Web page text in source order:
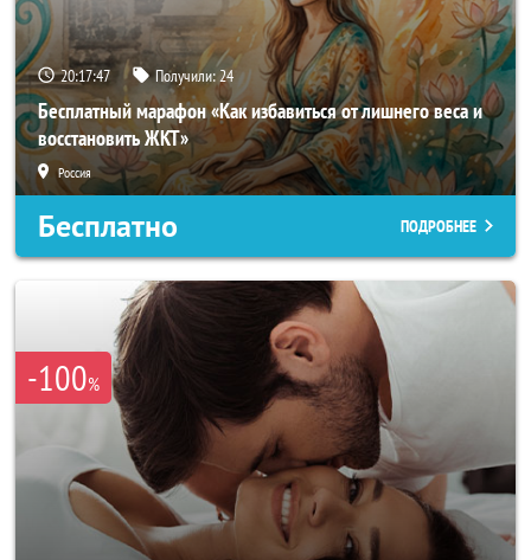
20:17:45 Получили:24
Бесплатный марафон «Как избавиться от лишнего веса и
восстановить ЖКТ»
Россия
Бесплатно ПОДРОБНЕЕ
-100%